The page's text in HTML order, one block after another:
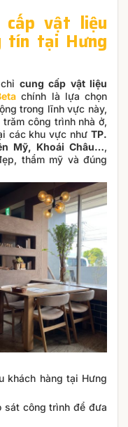
vật liệu
tại Hưng
chỉcung cấp vật liệu
chính là lựa chọn
trong lĩnh vực này,
công trình nhà ở,
các khu vực như TP.
Mỹ, Khoái Châu…,
thẩm mỹ và đúng
khách hàng tại Hưng
sát công trình để đưa